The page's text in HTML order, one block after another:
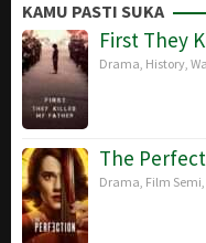
2019
Sandberg
KAMU PASTI SUKA
First They
Drama History
The
Drama Film Semi